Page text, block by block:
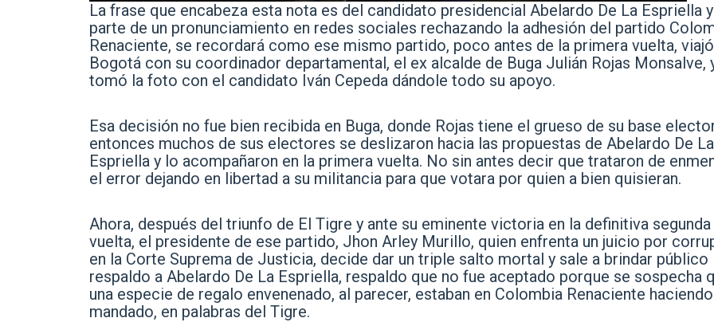
La frase que encabeza esta nota es del candidato presidencial Abelardo De La Espriella
parte de un pronunciamiento en redes sociales rechazando la adhesión del partido
Renaciente, se recordará como ese mismo partido, poco antes de la primera vuelta,
Bogotá con su coordinador departamental, el ex alcalde de Buga Julián Rojas Monsalve,
tomó la foto con el candidato Iván Cepeda dándole todo su apoyo.
Esa decisión no fue bien recibida en Buga, donde Rojas tiene el grueso de su base
entonces muchos de sus electores se deslizaron hacia las propuestas de Abelardo De La
Espriella y lo acompañaron en la primera vuelta. No sin antes decir que trataron de
el error dejando en libertad a su militancia para que votara por quien a bien quisieran.
Ahora, después del triunfo de El Tigre y ante su eminente victoria en la definitiva segunda
vuelta, el presidente de ese partido, Jhon Arley Murillo, quien enfrenta un juicio por
en la Corte Suprema de Justicia, decide dar un triple salto mortal y sale a brindar público
respaldo a Abelardo De La Espriella, respaldo que no fue aceptado porque se sospecha
una especie de regalo envenenado, al parecer, estaban en Colombia Renaciente
mandado, en palabras del Tigre.